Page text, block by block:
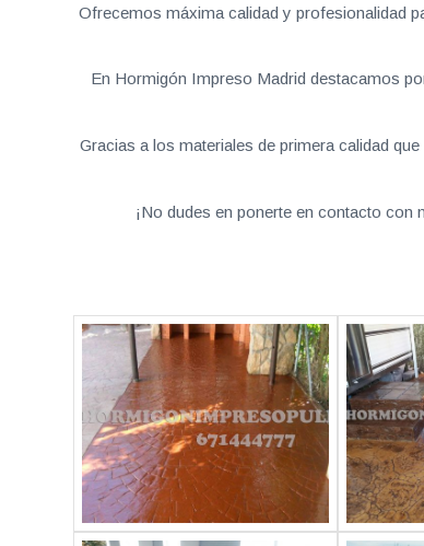
Ofrecemos máxima calidad y profesionalidad
En Hormigón Impreso Madrid destacamos
Gracias a los materiales de primera calidad
¡No dudes en ponerte en contacto